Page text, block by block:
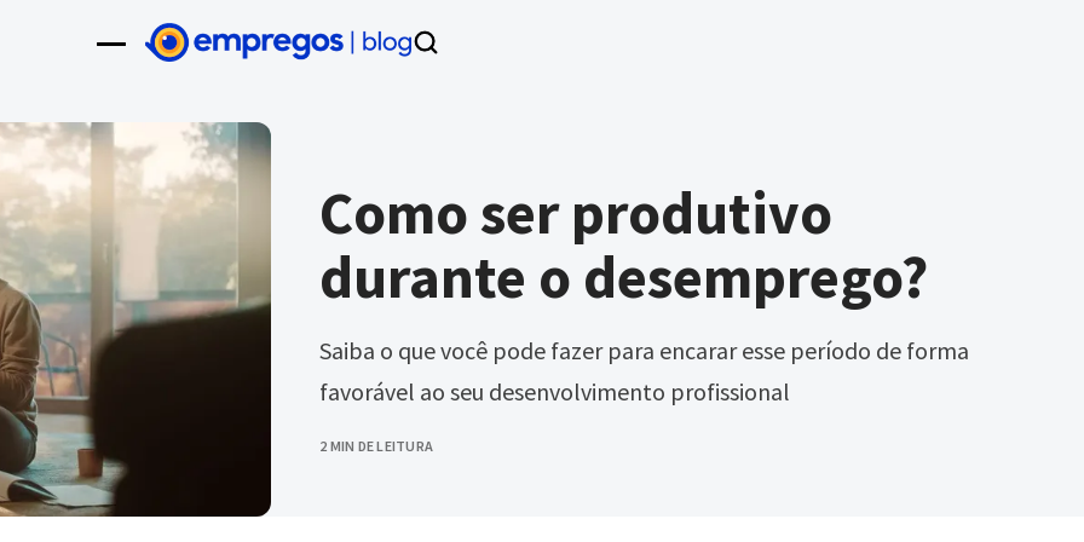
Como ser produtivo
durante o desemprego?
Saiba o que você pode fazer para encarar esse período de forma
favorável ao seu desenvolvimento profissional
2 MIN DE LEITURA